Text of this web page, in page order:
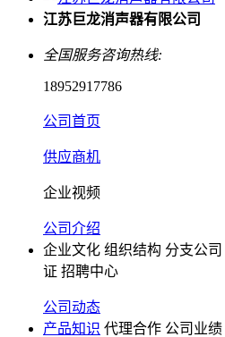
江苏巨龙消声器有限公司
全国服务咨询热线:
18952917786
公司首页
供应商机
企业视频
公司介绍
企业文化 组织结构 分支公司
证 招聘中心
公司动态
产品知识 代理合作 公司业绩